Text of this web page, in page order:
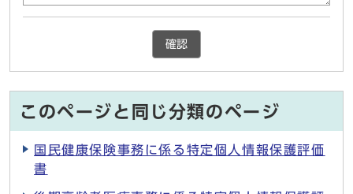
確認
このページと同じ分類のページ
国民健康保険事務に係る特定個人情報保護評価
書